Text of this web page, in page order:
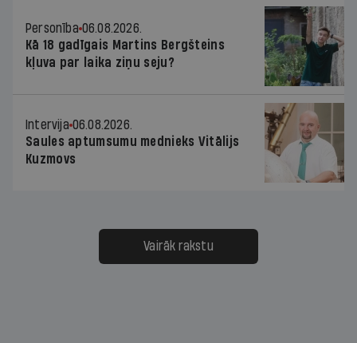
Personība 06.08.2026.
Kā 18 gadīgais Martins Bergšteins
kļuva par laika ziņu seju?
Intervija 06.08.2026.
Saules aptumsumu mednieks Vitālijs
Kuzmovs
Vairāk rakstu